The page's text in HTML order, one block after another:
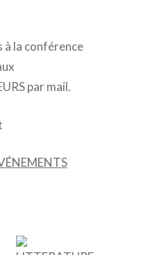
à la conférence
par mail.